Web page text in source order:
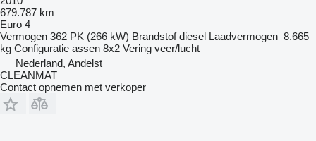
679.787 km
Euro 4
Vermogen 362 PK (266 kW) Brandstof diesel Laadvermogen 8.665
kg Configuratie assen 8x2 Vering veer/lucht
Nederland, Andelst
CLEANMAT
Contact opnemen met verkoper